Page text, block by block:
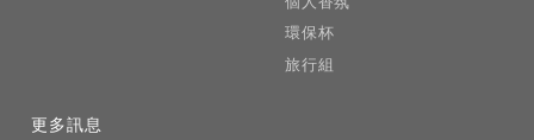
環保杯
旅行組
更多訊息